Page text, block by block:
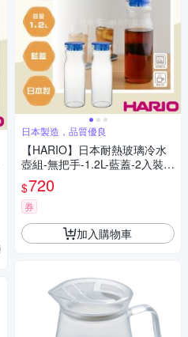
日本製造，品質優良
【HARIO】日本耐熱玻璃冷水
壺組-無把手-1.2L-藍蓋-2入裝-
日本製
$720
券
加入購物車